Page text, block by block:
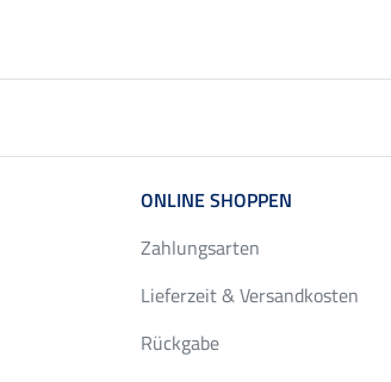
ONLINE SHOPPEN
Zahlungsarten
Lieferzeit & Versandkosten
Rückgabe